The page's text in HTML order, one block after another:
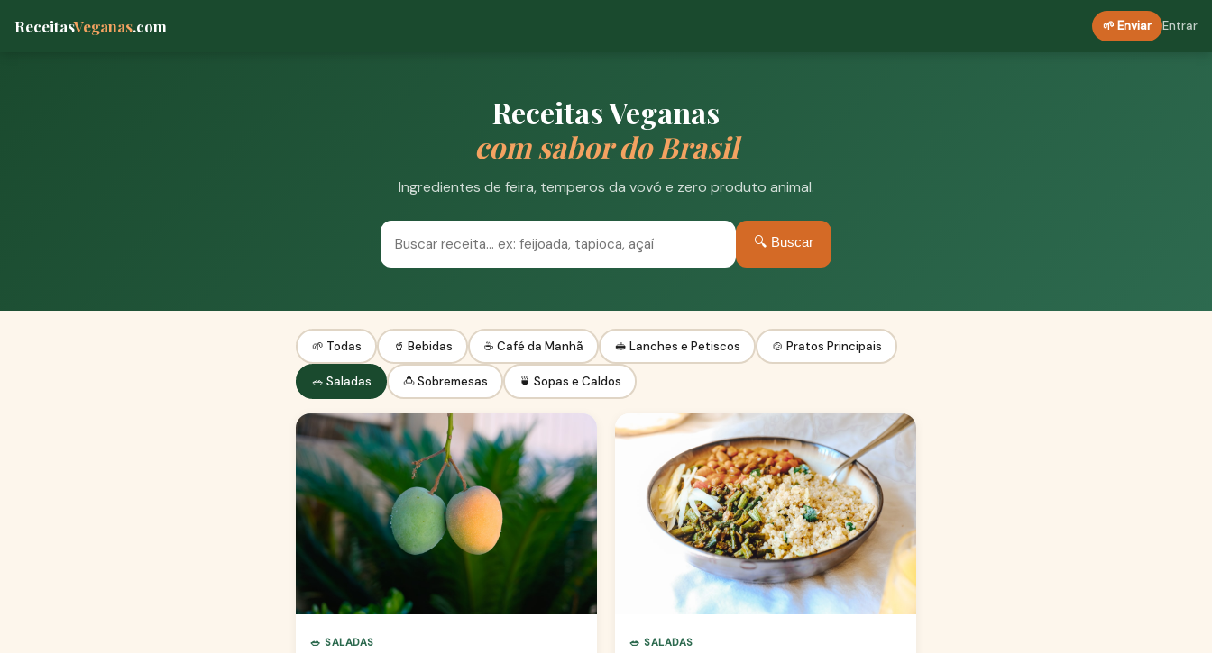
ReceitasVeganas.com 🌱 Enviar Entrar
Receitas Veganas
com sabor do Brasil
Ingredientes de feira, temperos da vovó e zero produto animal.
🔍 Buscar
🌱 Todas 🥤 Bebidas ☕ Café da Manhã 🥪 Lanches e Petiscos 🍲 Pratos Principais
🥗 Saladas 🍮 Sobremesas 🍵 Sopas e Caldos
🥗 SALADAS 🥗 SALADAS